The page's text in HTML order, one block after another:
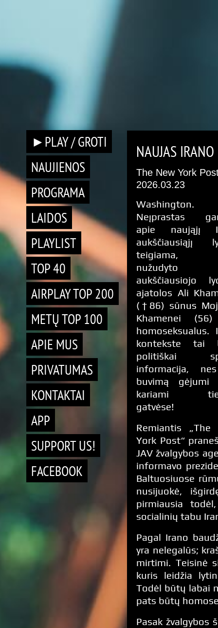
►PLAY / GROTI
NAUJIENOS
PROGRAMA
LAIDOS
PLAYLIST
TOP 40
AIRPLAY TOP 200
METŲ TOP 100
APIE MUS
PRIVATUMAS
KONTAKTAI
APP
SUPPORT US!
FACEBOOK
NAUJAS
The New York
2026.03.23
Washington.
Neįprastas
apie naująjį
aukščiausiąjį
teigiama,
nužudyto
aukščiausiojo
ajatolos Ali
(†86) sūnus
Khamenei
homoseksualus.
kontekste tai
politiškai
informacija,
buvimą gėjumi
kariami
gatvėse!
Remiantis „The
York Post“
JAV žvalgybos
informavo
Baltuosiuose
nusijuokė,
pirmiausia
socialinių tabu
Pagal Irano
yra nelegalūs;
mirtimi. Teisinė
kuris leidžia
Todėl būtų labai
pats būtų
Pasak žvalgybos